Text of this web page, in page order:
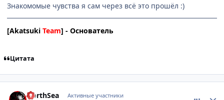
Знакомомые чувства я сам через всё это прошёл :)
[Akatsuki Team] - Основатель
Цитата
NorthSea Активные участники